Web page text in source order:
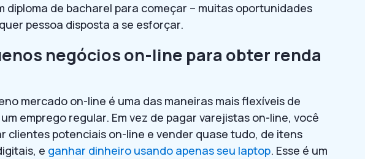
diploma de bacharel para começar – muitas oportunidades
pessoa disposta a se esforçar.
negócios on-line para obter renda
mercado on-line é uma das maneiras mais flexíveis de
emprego regular. Em vez de pagar varejistas on-line, você
clientes potenciais on-line e vender quase tudo, de itens
e ganhar dinheiro usando apenas seu laptop. Esse é um